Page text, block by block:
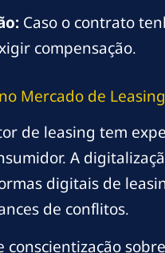
Caso o contrato
compensação.
Mercado de Leasing
de leasing tem
A
digitais de
de conflitos.
conscientização